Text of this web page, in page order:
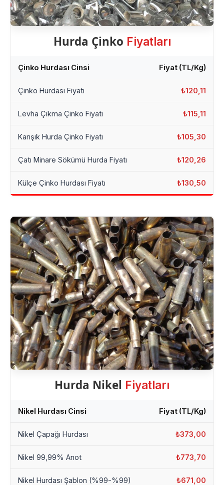
Hurda Çinko Fiyatları
Çinko Hurdası Cinsi Fiyat (TL/Kg)
Çinko Hurdası Fiyatı ₺120,11
Levha Çıkma Çinko Fiyatı ₺115,11
Karışık Hurda Çinko Fiyatı ₺105,30
Çatı Minare Sökümü Hurda Fiyatı ₺120,26
Külçe Çinko Hurdası Fiyatı ₺130,50
Hurda Nikel Fiyatları
Nikel Hurdası Cinsi Fiyat (TL/Kg)
Nikel Çapağı Hurdası ₺373,00
Nikel 99,99% Anot ₺773,70
Nikel Hurdası Şablon (%99-%99) ₺671,00